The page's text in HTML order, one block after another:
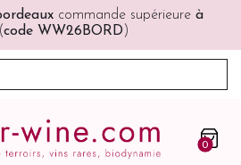
offertà partir de 200€ (France,
Belgique, Pays-Bas)
0